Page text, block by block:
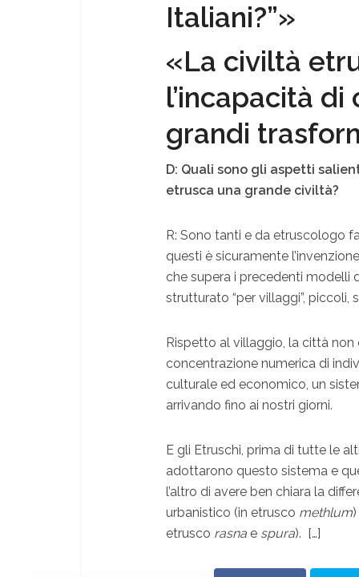
Italiani?”»
«La civiltà
l’incapacità
grandi
D: Quali sono gli aspetti
etrusca una grande civiltà?
R: Sono tanti e da etruscologo
questi è sicuramente
che supera i precedenti
strutturato “per villaggi”, piccoli,
Rispetto al villaggio, la città
concentrazione numerica di
culturale ed economico, un
arrivando fino ai nostri giorni.
E gli Etruschi, prima di tutte le
adottarono questo sistema e
l’altro di avere ben chiara la
urbanistico (in etrusco methlum
etrusco rasna e spura). […]